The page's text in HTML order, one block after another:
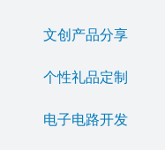
文创产品分享
个性礼品定制
电子电路开发